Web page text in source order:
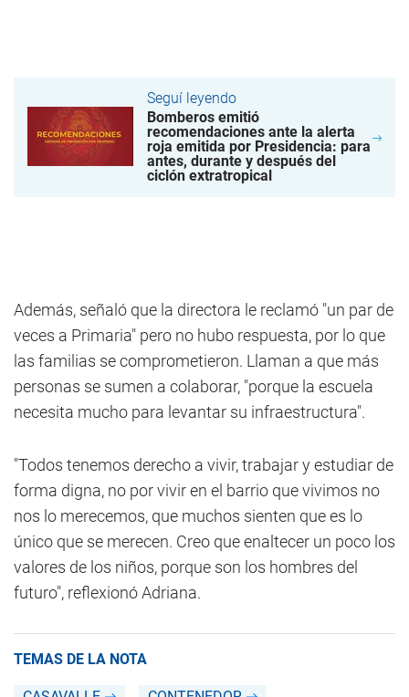
Seguí leyendo
Bomberos emitió
recomendaciones ante la alerta
roja emitida por Presidencia: para
antes, durante y después del
ciclón extratropical
Además, señaló que la directora le reclamó "un par de
veces a Primaria" pero no hubo respuesta, por lo que
las familias se comprometieron. Llaman a que más
personas se sumen a colaborar, "porque la escuela
necesita mucho para levantar su infraestructura".
"Todos tenemos derecho a vivir, trabajar y estudiar de
forma digna, no por vivir en el barrio que vivimos no
nos lo merecemos, que muchos sienten que es lo
único que se merecen. Creo que enaltecer un poco los
valores de los niños, porque son los hombres del
futuro", reflexionó Adriana.
TEMAS DE LA NOTA